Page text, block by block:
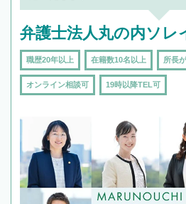
弁護士法人丸の内ソレ
職歴20年以上 在籍数10名以上 所長
オンライン相談可 19時以降TEL可